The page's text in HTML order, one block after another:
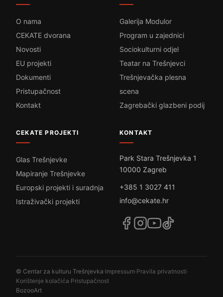
O nama
CEKATE dvorana
Novosti
EU projekti
Dokumenti
Pristupačnost
Kontakt
Galerija Modulor
Program u zajednici
Sociokulturni odjel
Teatar na Trešnjevci
Trešnjevačka plesna
scena
Zagrebački glazbeni podij
CEKATE PROJEKTI
Glas Trešnjevke
Mapiranje Trešnjevke
Europski projekti i suradnja
Istraživački projekti
KONTAKT
Park Stara Trešnjevka 1
10000 Zagreb
+385 1 3027 411
info@cekate.hr
© Centar za kulturu Trešnjevka·Impressum·Pravila privatnosti·
Korištenje kolačića·Pristupačnost
BozooArt